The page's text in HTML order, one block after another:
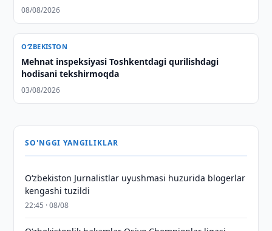
08/08/2026
O‘ZBEKISTON
Mehnat inspeksiyasi Toshkentdagi qurilishdagi
hodisani tekshirmoqda
03/08/2026
SO'NGGI YANGILIKLAR
O‘zbekiston Jurnalistlar uyushmasi huzurida blogerlar
kengashi tuzildi
22:45 · 08/08